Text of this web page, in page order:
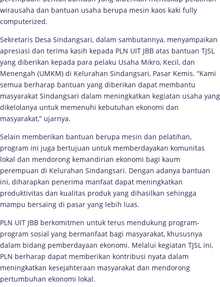
wirausaha dan bantuan usaha berupa mesin kaos kaki fully
computerized.
Sekretaris Desa Sindangsari, dalam sambutannya, menyampaikan
apresiasi dan terima kasih kepada PLN UIT JBB atas bantuan TJSL
yang diberikan kepada para pelaku Usaha Mikro, Kecil, dan
Menengah (UMKM) di Kelurahan Sindangsari, Pasar Kemis. “Kami
semua berharap bantuan yang diberikan dapat membantu
masyarakat Sindangsari dalam meningkatkan kegiatan usaha yang
dikelolanya untuk memenuhi kebutuhan ekonomi dan
masyarakat,” ujarnya.
Selain memberikan bantuan berupa mesin dan pelatihan,
program ini juga bertujuan untuk memberdayakan komunitas
lokal dan mendorong kemandirian ekonomi bagi kaum
perempuan di Kelurahan Sindangsari. Dengan adanya bantuan
ini, diharapkan penerima manfaat dapat meningkatkan
produktivitas dan kualitas produk yang dihasilkan sehingga
mampu bersaing di pasar yang lebih luas.
PLN UIT JBB berkomitmen untuk terus mendukung program-
program sosial yang bermanfaat bagi masyarakat, khususnya
dalam bidang pemberdayaan ekonomi. Melalui kegiatan TJSL ini,
PLN berharap dapat memberikan kontribusi nyata dalam
meningkatkan kesejahteraan masyarakat dan mendorong
pertumbuhan ekonomi lokal.